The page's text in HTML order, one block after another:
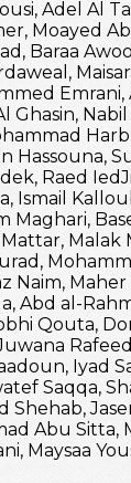
Adel Al
Moayed
Baraa
Emrani,
Ghasin,
Hassouna,
Raed
Ismail
Maghari,
Malak
Naim, Maher
Abd al-
Qouta,
Iyad
Saqqa,
Shehab,
Abu Sitta,
Maysaa